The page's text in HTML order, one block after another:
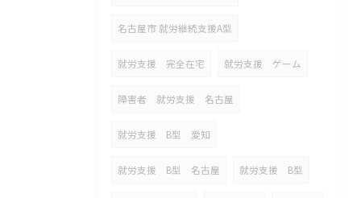
名古屋市 就労継続支援A型
就労支援 完全在宅 就労支援 ゲーム
障害者 就労支援 名古屋
就労支援 B型 愛知
就労支援 B型 名古屋 就労支援 B型